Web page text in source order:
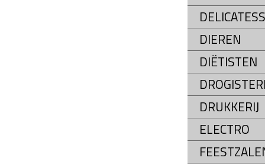
DIEREN
DIËTISTEN
DRUKKERIJ
ELECTRO